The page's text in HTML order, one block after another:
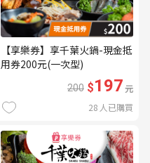
【享樂券】享千葉火鍋-現金抵
用券200元(一次型)
200 $197元
28 人已購買